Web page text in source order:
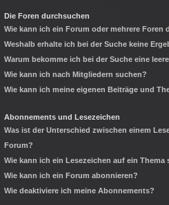
Die Foren durchsuchen
Wie kann ich ein Forum oder mehrere Foren
Weshalb erhalte ich bei der Suche keine
Warum bekomme ich bei der Suche eine
Wie kann ich nach Mitgliedern suchen?
Wie kann ich meine eigenen Beiträge und
Abonnements und Lesezeichen
Was ist der Unterschied zwischen einem
Forum?
Wie kann ich ein Lesezeichen auf ein
Wie kann ich ein Forum abonnieren?
Wie deaktiviere ich meine Abonnements?